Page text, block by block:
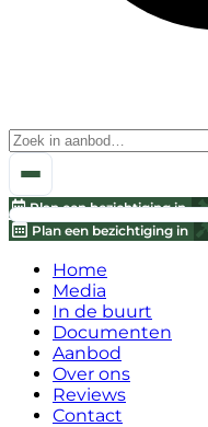
Plan een bezichtiging in
Plan een bezichtiging in
Home
Media
In de buurt
Documenten
Aanbod
Over ons
Reviews
Contact